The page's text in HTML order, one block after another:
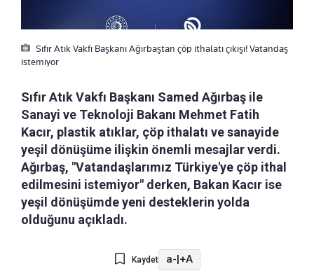
Sıfır Atık Vakfı Başkanı Ağırbaştan çöp ithalatı çıkışı! Vatandaş
istemiyor
Sıfır Atık Vakfı Başkanı Samed Ağırbaş ile
Sanayi ve Teknoloji Bakanı Mehmet Fatih
Kacır, plastik atıklar, çöp ithalatı ve sanayide
yeşil dönüşüme ilişkin önemli mesajlar verdi.
Ağırbaş, "Vatandaşlarımız Türkiye'ye çöp ithal
edilmesini istemiyor" derken, Bakan Kacır ise
yeşil dönüşümde yeni desteklerin yolda
olduğunu açıkladı.
Kaydet a-|+A